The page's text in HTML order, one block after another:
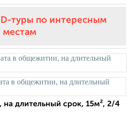
туры по интересным
местам
длительный срок, 15м², 2/4